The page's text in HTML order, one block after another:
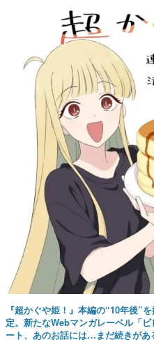
『超かぐや姫！』本編の“10年後”
定。新たなWebマンガレーベル「
ート、あのお話には…まだ続きがあ